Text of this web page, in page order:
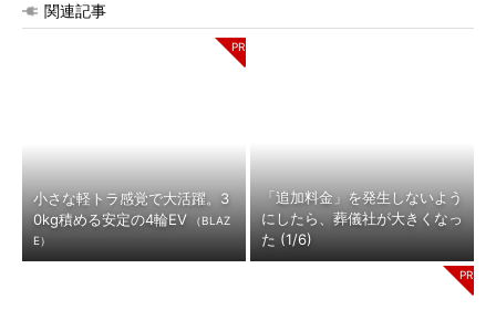
関連記事
小さな軽トラ感覚で大活躍。3
0kg積める安定の4輪EV
（BLAZ
E）
「追加料金」を発生しないよう
にしたら、葬儀社が大きくなっ
た (1/6)